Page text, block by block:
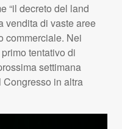
“il decreto del land
vendita di vaste aree
commerciale. Nei
tentativo di
settimana
Congresso in altra